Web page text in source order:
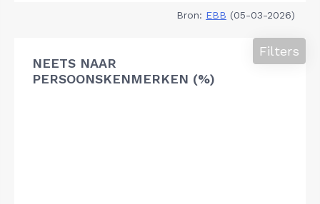
Bron: EBB (05-03-2026)
NEETS NAAR
PERSOONSKENMERKEN (%)
Filters